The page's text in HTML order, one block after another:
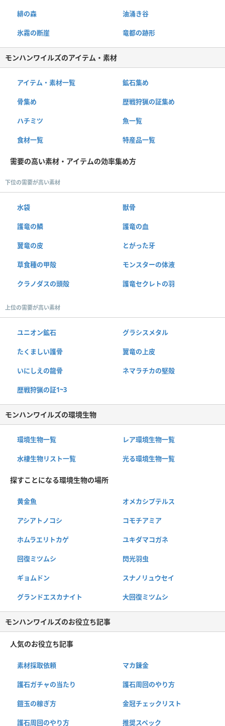
緋の森 油涌き谷
氷霧の断崖 竜都の跡形
モンハンワイルズのアイテム・素材
アイテム・素材一覧 鉱石集め
骨集め 歴戦狩猟の証集め
ハチミツ 魚一覧
食材一覧 特産品一覧
需要の高い素材・アイテムの効率集め方
下位の需要が高い素材
水袋 獣骨
護竜の鱗 護竜の血
翼竜の皮 とがった牙
草食種の甲殻 モンスターの体液
クラノダスの頭殻 護竜セクレトの羽
上位の需要が高い素材
ユニオン鉱石 グラシスメタル
たくましい護骨 翼竜の上皮
いにしえの龍骨 ネマラチカの堅殻
歴戦狩猟の証1~3
モンハンワイルズの環境生物
環境生物一覧 レア環境生物一覧
水棲生物リスト一覧 光る環境生物一覧
探すことになる環境生物の場所
黄金魚 オメカシプテルス
アシアトノコシ コモチアミア
ホムラエリトカゲ ユキダマコガネ
回復ミツムシ 閃光羽虫
ギョムドン スナノリュウセイ
グランドエスカナイト 大回復ミツムシ
モンハンワイルズのお役立ち記事
人気のお役立ち記事
素材採取依頼 マカ錬金
護石ガチャの当たり 護石周回のやり方
鎧玉の稼ぎ方 金冠チェックリスト
護石周回のやり方 推奨スペック